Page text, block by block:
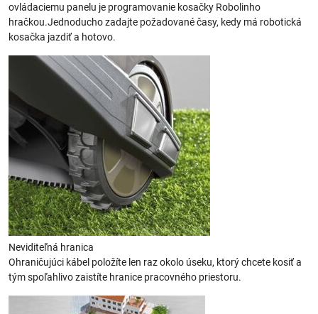
ovládaciemu panelu je programovanie kosačky Robolinho
hračkou.Jednoducho zadajte požadované časy, kedy má robotická
kosačka jazdiť a hotovo.
Neviditeľná hranica
Ohraničujúci kábel položíte len raz okolo úseku, ktorý chcete kosiť a
tým spoľahlivo zaistíte hranice pracovného priestoru.